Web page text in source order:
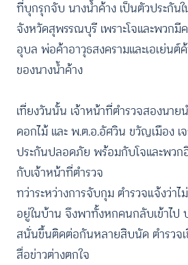
ที่บุกรุกจับ นางน้ำค้าง เป็นตัวประกัน
จังหวัดสุพรรณบุรี เพราะโจและพวก
อุบล พ่อค้าอาวุธสงครามและเอเย่นต์
ของนางน้ำค้าง
เที่ยงวันนั้น เจ้าหน้าที่ตำรวจสองนาย
ดอกไม้ และ พ.ต.อ.อัศวิน ขวัญเมือง เ
ประกันปลอดภัย พร้อมกับโจและพว
กับเจ้าหน้าที่ตำรวจ
ทว่าระหว่างการจับกุม ตำรวจแจ้งว่
อยู่ในบ้าน จึงพาทั้งหกคนกลับเข้าไป
สนั่นขึ้นติดต่อกันหลายสิบนัด ตำรวจ
สื่อข่าวต่างตกใจ